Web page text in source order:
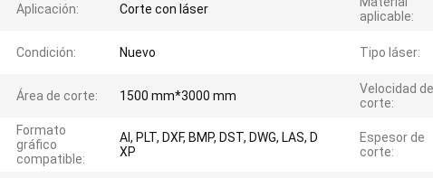
Aplicación: Corte con láser
aplicable:
Condición: Nuevo Tipo láser:
Área de corte: 1500 mm*3000 mm
Velocidad de
corte:
Formato
gráfico
compatible:
AI, PLT, DXF, BMP, DST, DWG, LAS, D
XP
Espesor de
corte: